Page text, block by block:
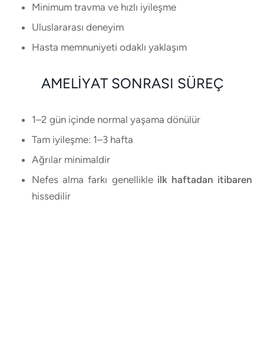
Minimum travma ve hızlı iyileşme
Uluslararası deneyim
Hasta memnuniyeti odaklı yaklaşım
AMELIYAT SONRASI SÜREÇ
1–2 gün içinde normal yaşama dönülür
Tam iyileşme: 1–3 hafta
Ağrılar minimaldir
Nefes alma farkı genellikle ilk haftadan itibaren
hissedilir